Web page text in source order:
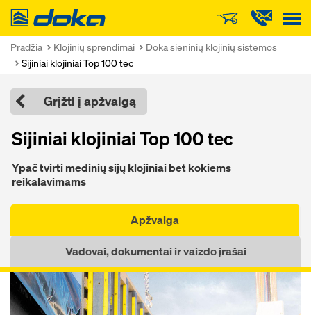
Doka
Pradžia Klojinių sprendimai
Doka sieninių klojinių sistemos
Sijiniai klojiniai Top 100 tec
Grįžti į apžvalgą
Sijiniai klojiniai Top 100 tec
Ypač tvirti medinių sijų klojiniai bet kokiems
reikalavimams
Apžvalga
Vadovai, dokumentai ir vaizdo įrašai